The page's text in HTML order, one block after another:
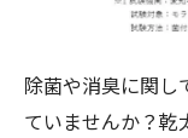
除菌や消臭に関し
ていませんか？